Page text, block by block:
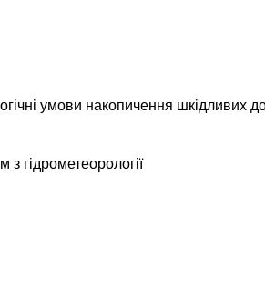
умови накопичення шкідливих
гідрометеорології